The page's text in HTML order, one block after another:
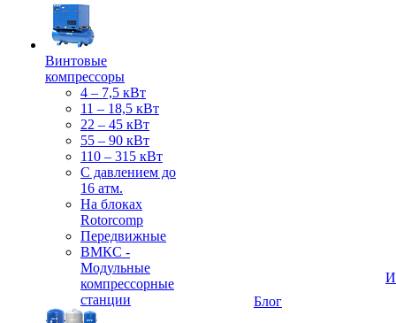
Винтовые
компрессоры
4 – 7,5 кВт
11 – 18,5 кВт
22 – 45 кВт
55 – 90 кВт
110 – 315 кВт
С давлением до
16 атм.
На блоках
Rotorcomp
Передвижные
ВМКС -
Модульные
компрессорные
станции
Блог